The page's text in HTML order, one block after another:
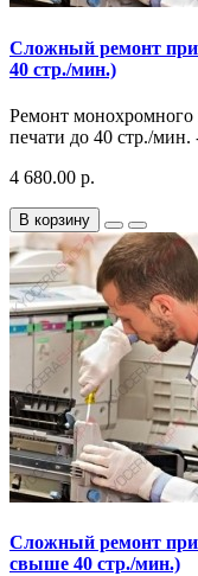
Сложный ремонт
40 стр./мин.)
Ремонт монохромного
печати до 40 стр./
4 680.00 р.
В корзину
Сложный ремонт
свыше 40 стр./мин.)